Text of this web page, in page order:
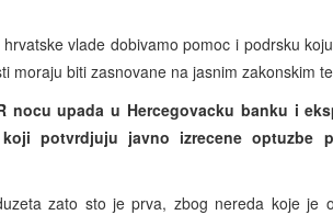
vlade dobivamo pomoc i podrsku
moraju biti zasnovane na jasnim zakonskim
upada u Hercegovacku banku i
potvrdjuju javno izrecene optuzbe
zato sto je prva, zbog nereda koje je